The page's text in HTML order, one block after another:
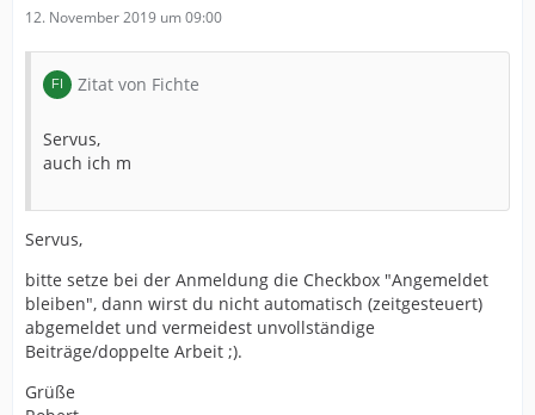
12. November 2019 um 09:00
Zitat von Fichte
Servus,
auch ich m
Servus,
bitte setze bei der Anmeldung die Checkbox "Angemeldet
bleiben", dann wirst du nicht automatisch (zeitgesteuert)
abgemeldet und vermeidest unvollständige
Beiträge/doppelte Arbeit ;).
Grüße